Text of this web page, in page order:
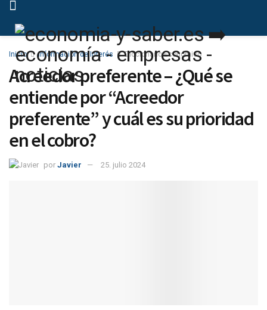
Inicio Información de Interés Diccionario Económico
Acreedor preferente – ¿Qué se
entiende por “Acreedor
preferente” y cuál es su prioridad
en el cobro?
por Javier 25. julio 2024